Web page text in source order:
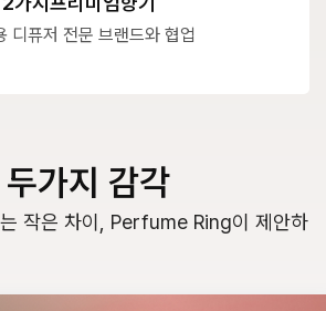
디퓨저 전문 브랜드와 협업
가지 감각
작은 차이, Perfume Ring이 제안하